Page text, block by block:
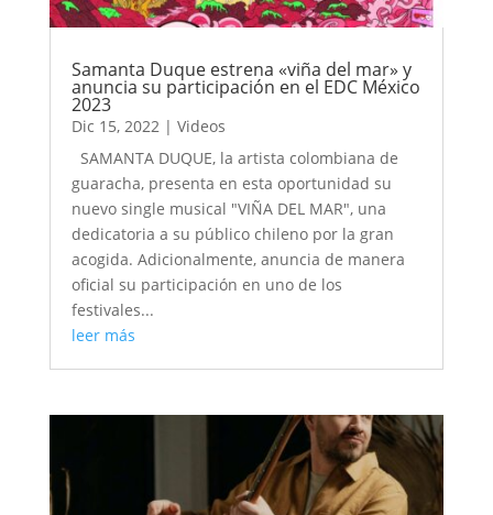
Samanta Duque estrena «viña del mar» y
anuncia su participación en el EDC México
2023
Dic 15, 2022| Videos
SAMANTA DUQUE, la artista colombiana de
guaracha, presenta en esta oportunidad su
nuevo single musical "VIÑA DEL MAR", una
dedicatoria a su público chileno por la gran
acogida. Adicionalmente, anuncia de manera
oficial su participación en uno de los
festivales...
leer más